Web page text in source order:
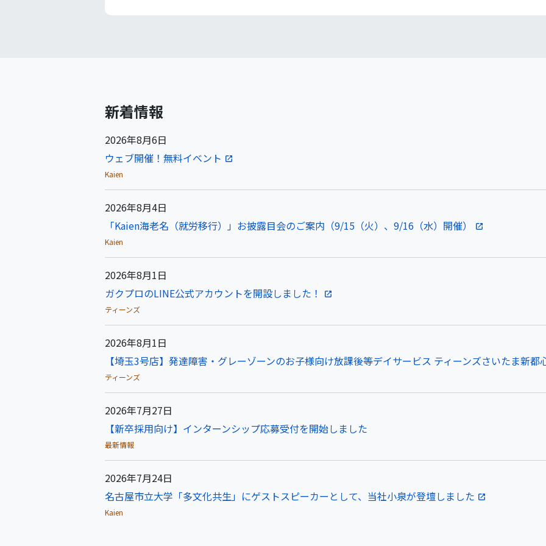
新着情報
2026年8月6日
ウェブ開催！無料イベント
Kaien
2026年8月4日
「Kaien海老名（就労移行）」お披露目会のご案内（9/15（火）、9/16（水）開催）
Kaien
2026年8月1日
ガクプロのLINE公式アカウントを開設しました！
ティーンズ
2026年8月1日
【埼玉3号店】発達障害・グレーゾーンのお子様向け放課後等デイサービス ティーンズさいたま新都
ティーンズ
2026年7月27日
【新卒採用向け】インターンシップ応募受付を開始しました
最新情報
2026年7月24日
名古屋市立大学「多文化共生」にゲストスピーカーとして、当社小泉が登壇しました
Kaien